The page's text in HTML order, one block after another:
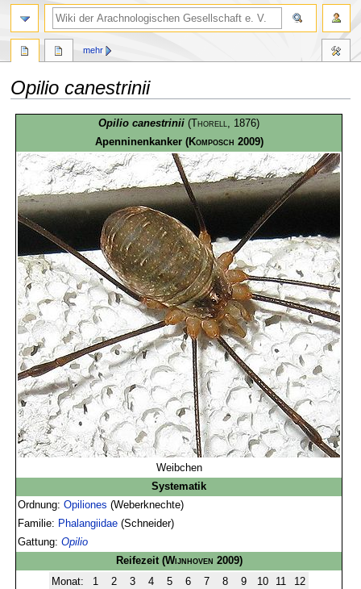
Opilio canestrinii
springen
springen
Opilio canestrinii (Thorell
, 1876)
Apenninenkanker (Komposch 2009)
Weibchen
Systematik
Ordnung:Opiliones (Weberknechte)
Familie: Phalangiidae (Schneider)
Gattung:Opilio
Reifezeit (Wijnhoven 2009)
Monat:
1 2 3 4 5 6 7 8 9 10 11
12
mehr